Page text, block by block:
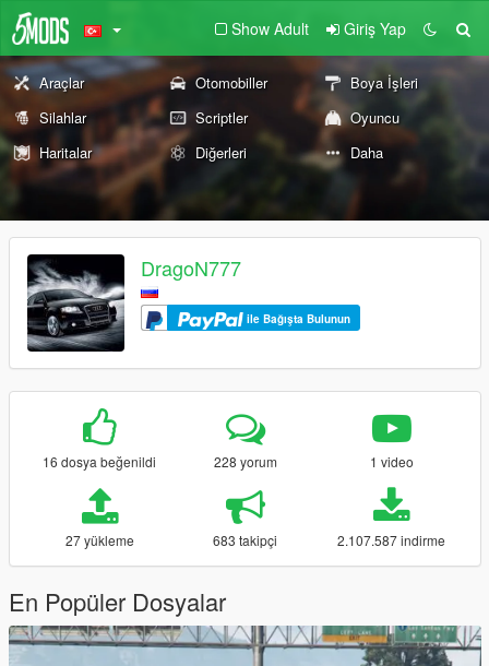
Show Adult Giriş Yap
Araçlar Otomobiller
Boya İşleri
Silahlar
Scriptler
Oyuncu
Haritalar
Diğerleri Daha
DragoN777
ile Bağışta Bulunun
16 dosya beğenildi 228 yorum 1 video
27 yükleme 683 takipçi 2.107.587 indirme
En Popüler Dosyalar